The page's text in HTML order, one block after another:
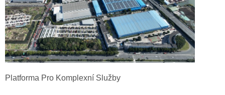
Platforma Pro Komplexní Služby